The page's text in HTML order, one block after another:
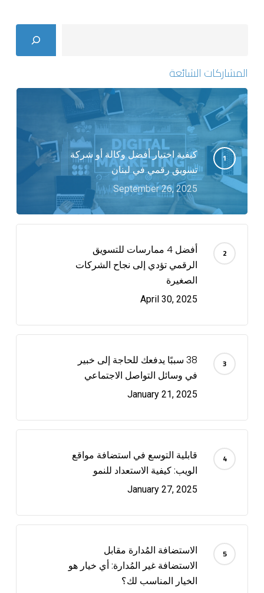
المشاركات الشائعة
كيفية اختيار أفضل وكالة أو شركة
تسويق رقمي في لبنان
September 26, 2025
أفضل 4 ممارسات للتسويق
الرقمي تؤدي إلى نجاح الشركات
الصغيرة
April 30, 2025
38 سببًا يدفعك للحاجة إلى خبير
في وسائل التواصل الاجتماعي
January 21, 2025
قابلية التوسع في استضافة مواقع
الويب: كيفية الاستعداد للنمو
January 27, 2025
الاستضافة المُدارة مقابل
الاستضافة غير المُدارة: أي خيار هو
الخيار المناسب لك؟